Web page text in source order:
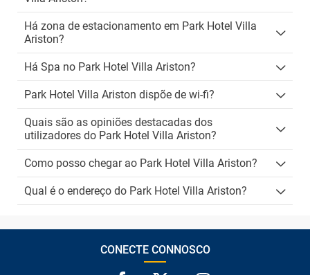
Há zona de estacionamento em Park Hotel Villa
Ariston?
Há Spa no Park Hotel Villa Ariston?
Park Hotel Villa Ariston dispõe de wi-fi?
Quais são as opiniões destacadas dos
utilizadores do Park Hotel Villa Ariston?
Como posso chegar ao Park Hotel Villa Ariston?
Qual é o endereço do Park Hotel Villa Ariston?
CONECTE CONNOSCO